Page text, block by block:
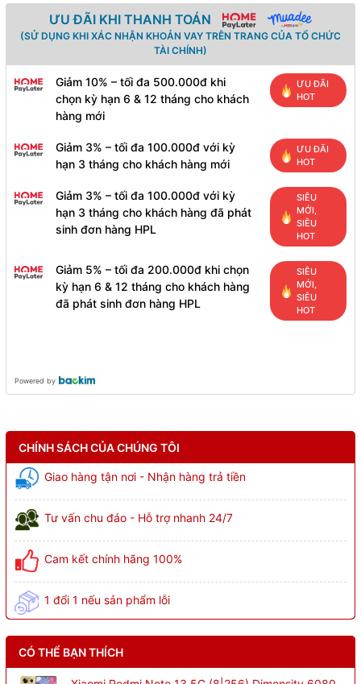
ƯU ĐÃI KHI THANH TOÁN
(SỬ DỤNG KHI XÁC NHẬN KHOẢN VAY TRÊN TRANG CỦA TỔ CHỨC
TÀI CHÍNH)
Giảm 10% – tối đa 500.000đ khi
chọn kỳ hạn 6 & 12 tháng cho khách
hàng mới
ƯU ĐÃI
HOT
Giảm 3% – tối đa 100.000đ với kỳ
hạn 3 tháng cho khách hàng mới
ƯU ĐÃI
HOT
Giảm 3% – tối đa 100.000đ với kỳ
hạn 3 tháng cho khách hàng đã phát
sinh đơn hàng HPL
SIÊU
MỚI,
SIÊU
HOT
Giảm 5% – tối đa 200.000đ khi chọn
kỳ hạn 6 & 12 tháng cho khách hàng
đã phát sinh đơn hàng HPL
SIÊU
MỚI,
SIÊU
HOT
Powered by
CHÍNH SÁCH CỦA CHÚNG TÔI
Giao hàng tận nơi - Nhận hàng trả tiền
Tư vấn chu đáo - Hỗ trợ nhanh 24/7
Cam kết chính hãng 100%
1 đổi 1 nếu sản phẩm lỗi
CÓ THỂ BẠN THÍCH